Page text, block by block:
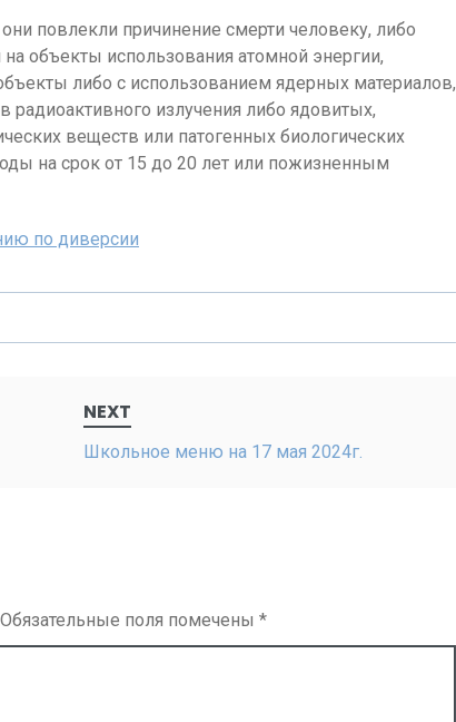
повлекли причинение смерти человеку, либо
объекты использования атомной энергии,
либо с использованием ядерных материалов,
излучения либо ядовитых,
веществ или патогенных биологических
на срок от 15 до 20 лет или пожизненным
по диверсии
NEXT
Школьное меню на 17 мая 2024г.
Обязательные поля помечены *